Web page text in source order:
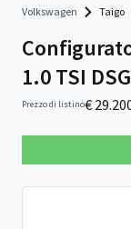
Volkswagen Taigo
1.0 TSI
Prezzo di listino€